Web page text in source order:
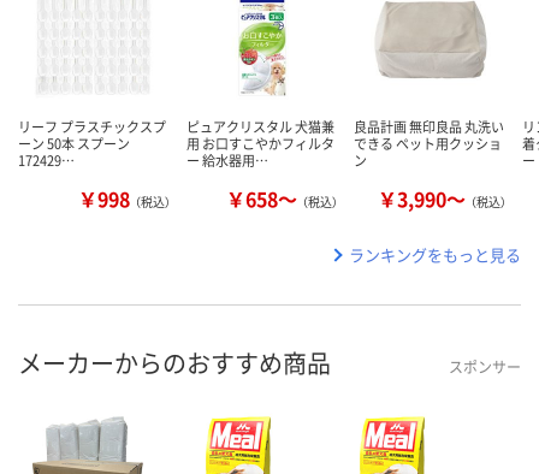
リーフ プラスチックスプ
ーン 50本 スプーン
172429…
￥998 （税込）
ピュアクリスタル 犬猫兼
用 お口すこやかフィルタ
ー 給水器用…
￥658～ （税込）
良品計画 無印良品 丸洗い
できる ペット用クッショ
ン
￥3,990～ （税込）
着
ランキングをもっと見る
メーカーからのおすすめ商品 スポンサー